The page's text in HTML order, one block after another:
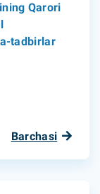
Qarori
tadbirlar
Barchasi